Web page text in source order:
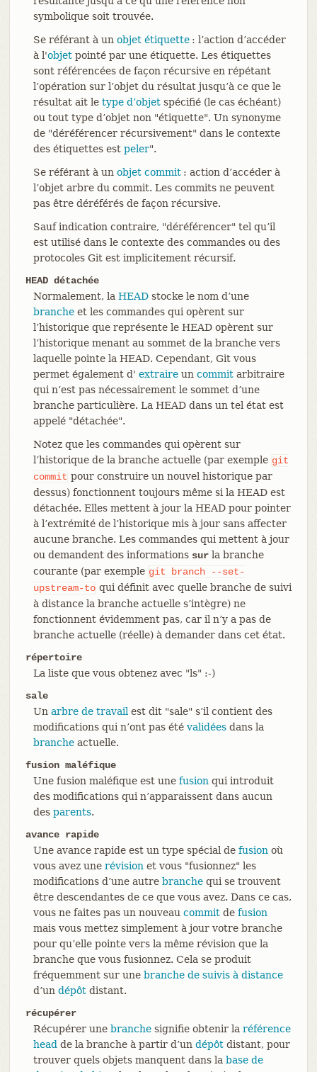
symbolique soit trouvée.
Se référant à un objet étiquette: l’action d’accéder
à l'objetpointé par une étiquette. Les étiquettes
sont référencées de façon récursive en répétant
l’opération sur l’objet du résultat jusqu’à ce que le
résultat ait le type d’objetspécifié (le cas échéant)
ou tout type d’objet non "étiquette". Un synonyme
de "déréférencer récursivement" dans le contexte
des étiquettes est peler".
Se référant à un objet commit: action d’accéder à
l’objet arbre du commit. Les commits ne peuvent
pas être déréférés de façon récursive.
Sauf indication contraire, "déréférencer" tel qu’il
est utilisé dans le contexte des commandes ou des
protocoles Git est implicitement récursif.
HEAD détachée
Normalement, la HEADstocke le nom d’une
brancheet les commandes qui opèrent sur
l’historique que représente le HEAD opèrent sur
l’historique menant au sommet de la branche vers
laquelle pointe la HEAD. Cependant, Git vous
permet également d' extraireun commitarbitraire
qui n’est pas nécessairement le sommet d’une
branche particulière. La HEAD dans un tel état est
appelé "détachée".
Notez que les commandes qui opèrent sur
l’historique de la branche actuelle (par exemple git
commit pour construire un nouvel historique par
dessus) fonctionnent toujours même si la HEAD est
détachée. Elles mettent à jour la HEAD pour pointer
à l’extrémité de l’historique mis à jour sans affecter
aucune branche. Les commandes qui mettent à jour
ou demandent des informations surla branche
courante (par exemple git branch
--set-
upstream-to qui définit avec quelle branche de suivi
à distance la branche actuelle s’intègre) ne
fonctionnent évidemment pas, car il n’y a pas de
branche actuelle (réelle) à demander dans cet état.
répertoire
La liste que vous obtenez avec "ls" :-)
sale
Un arbre de travail est dit "sale" s’il contient des
modifications qui n’ont pas été validéesdans la
brancheactuelle.
fusion maléfique
Une fusion maléfique est une fusion qui introduit
des modifications qui n’apparaissent dans aucun
des parents.
avance rapide
Une avance rapide est un type spécial de fusion où
vous avez une révision et vous "fusionnez" les
modifications d’une autre branchequi se trouvent
être descendantes de ce que vous avez. Dans ce cas,
vous ne faites pas un nouveau commitde fusion
mais vous mettez simplement à jour votre branche
pour qu’elle pointe vers la même révision que la
branche que vous fusionnez. Cela se produit
fréquemment sur une branche de suivis à distance
d’un dépôtdistant.
récupérer
Récupérer une branchesignifie obtenir la référence
head de la branche à partir d’un dépôtdistant, pour
trouver quels objets manquent dans la base de